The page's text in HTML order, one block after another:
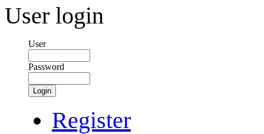
User login
User
Password
Login
Register